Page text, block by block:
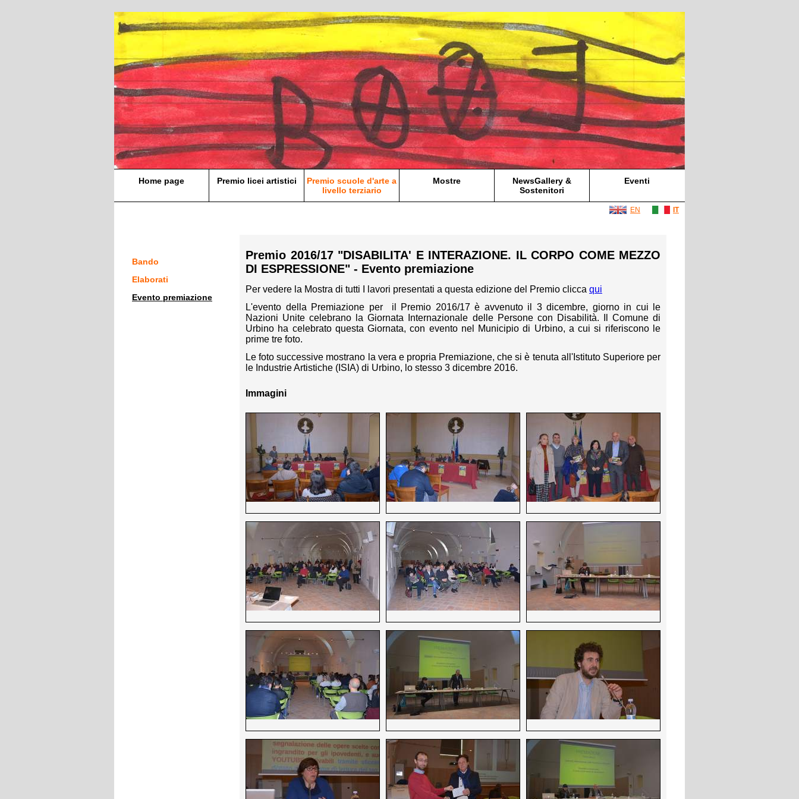
Home page Premio licei artistici
Premio scuole d'arte a
livello terziario
Mostre
NewsGallery &
Sostenitori
Eventi
IT
EN
Bando
Elaborati
Evento premiazione
Premio 2016/17 "DISABILITA' E INTERAZIONE. IL CORPO COME MEZZO
DI ESPRESSIONE" - Evento premiazione
Per vedere la Mostra di tutti I lavori presentati a questa edizione del Premio clicca qui
L'evento della Premiazione per il Premio 2016/17 è avvenuto il 3 dicembre, giorno in cui le
Nazioni Unite celebrano la Giornata Internazionale delle Persone con Disabilità. Il Comune di
Urbino ha celebrato questa Giornata, con evento nel Municipio di Urbino, a cui si riferiscono le
prime tre foto.
Le foto successive mostrano la vera e propria Premiazione, che si è tenuta all'Istituto Superiore per
le Industrie Artistiche (ISIA) di Urbino, lo stesso 3 dicembre 2016.
Immagini